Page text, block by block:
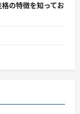
の特徴を知ってお